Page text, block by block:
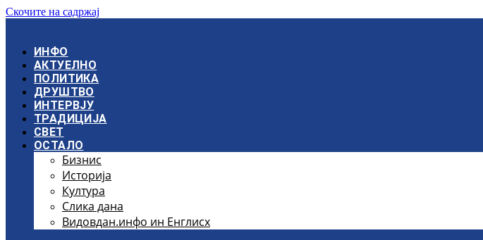
Скочите на садржај
ИНФО
АКТУЕЛНО
ПОЛИТИКА
ДРУШТВО
ИНТЕРВЈУ
ТРАДИЦИЈА
СВЕТ
ОСТАЛО
Бизнис
Историја
Култура
Слика дана
Видовдан.инфо ин Енглисх